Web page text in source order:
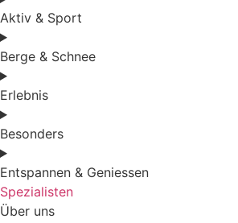
Aktiv & Sport
Berge & Schnee
Erlebnis
Besonders
Entspannen & Geniessen
Spezialisten
Über uns